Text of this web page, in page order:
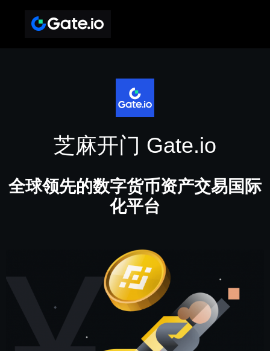
芝麻开门 Gate.io
全球领先的数字货币资产交易国际
化平台